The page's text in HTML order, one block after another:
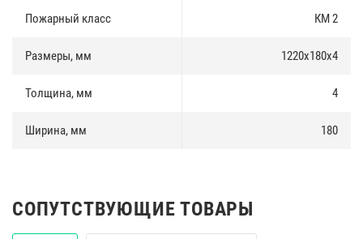
Пожарный класс КМ 2
Размеры, мм 1220х180х4
Толщина, мм 4
Ширина, мм 180
СОПУТСТВУЮЩИЕ ТОВАРЫ